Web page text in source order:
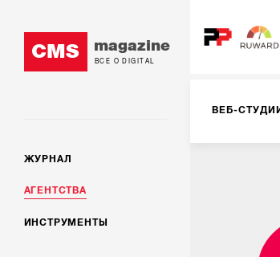
CMS magazine
ВСЕ О DIGITAL
ЖУРНАЛ
АГЕНТСТВА
ИНСТРУМЕНТЫ
ВЕБ-
РЕКЛАМА